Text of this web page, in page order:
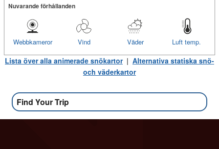
Nuvarande förhållanden
Luft temp.
Väder
Vind
Webbkameror
Lista över alla animerade snökartor| Alternativa statiska snö-
och väderkartor
Find Your Trip